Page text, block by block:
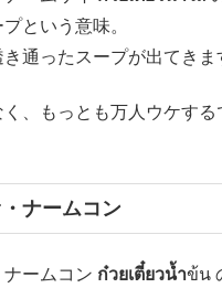
という意味。
通ったスープが出てきま
、もっとも万人ウケする
ナームコン
ームコン ก๋วยเตี๋ยวน้ำข้น